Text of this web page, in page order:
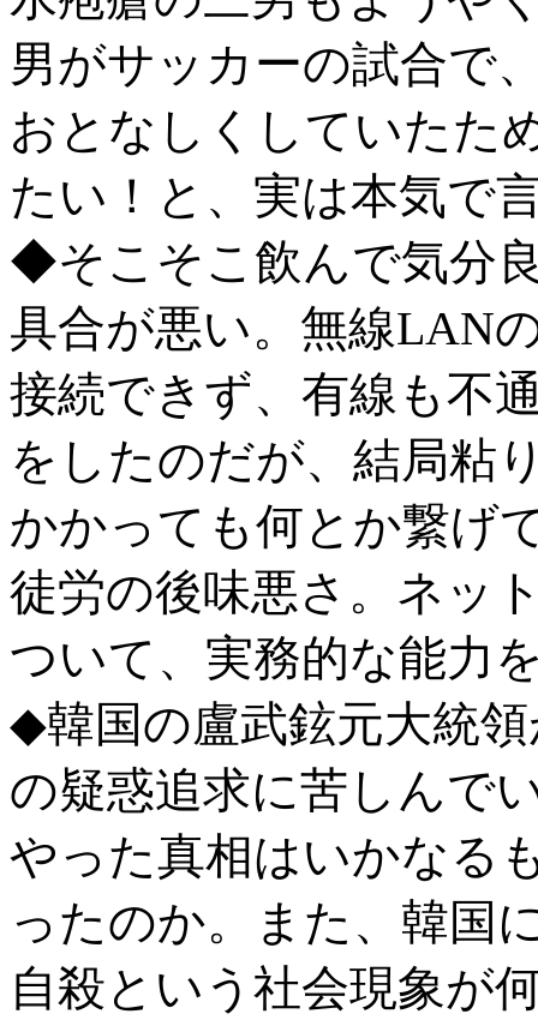
男がサッカーの試合で
おとなしくしていたた
たい！と、実は本気で
◆そこそこ飲んで気分
具合が悪い。無線LAN
接続できず、有線も不
をしたのだが、結局粘
かかっても何とか繋げ
徒労の後味悪さ。ネッ
ついて、実務的な能力
◆韓国の盧武鉉元大統
の疑惑追求に苦しんで
やった真相はいかなる
ったのか。また、韓国
自殺という社会現象が